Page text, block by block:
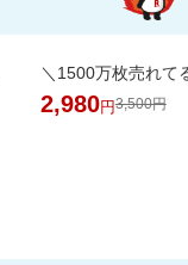
2,980円3,500円